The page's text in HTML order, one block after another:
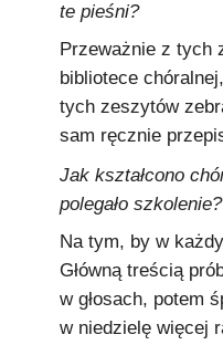
te pieśni?
Przeważnie z tych
bibliotece
tych zeszytów
sam ręcznie
Jak kształcono
polegało szkolenie?
Na tym, by w
Główną treścią
w głosach, potem
w niedzielę więcej